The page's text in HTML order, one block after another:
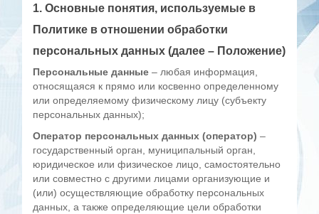
1.Основные понятия, используемые в
Политике в отношении обработки
персональных данных (далее – Положение)
Персональные данные – любая информация,
относящаяся к прямо или косвенно определенному
или определяемому физическому лицу (субъекту
персональных данных);
Оператор персональных данных (оператор) –
государственный орган, муниципальный орган,
юридическое или физическое лицо, самостоятельно
или совместно с другими лицами организующие и
(или) осуществляющие обработку персональных
данных, а также определяющие цели обработки